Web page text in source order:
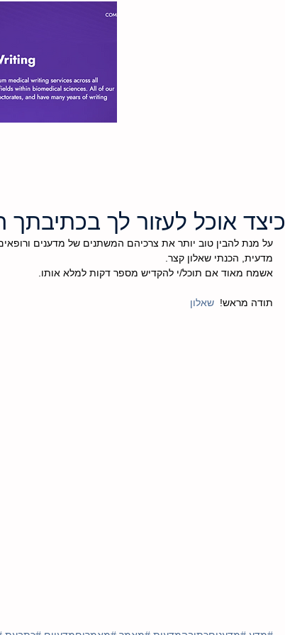
כיצד אוכל לעזור לך
על מנת להבין טוב יותר את צרכיהם המשתנים של מדענים
מדעית, הכנתי שאלון קצר.
אשמח מאוד אם תוכל/י להקדיש מספר דקות למלא אותו.
תודה מראש! שאלון